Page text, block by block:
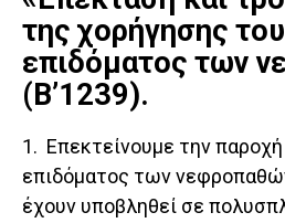
της χορήγησης
επιδόματος των
(Β’1239).
1. Επεκτείνουμε την
επιδόματος των
έχουν υποβληθεί σε